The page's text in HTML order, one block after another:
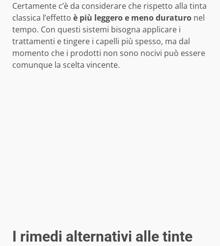
Certamente c’è da considerare che rispetto alla tinta
classica l’effetto è più leggero e meno duraturo nel
tempo. Con questi sistemi bisogna applicare i
trattamenti e tingere i capelli più spesso, ma dal
momento che i prodotti non sono nocivi può essere
comunque la scelta vincente.
I rimedi alternativi alle tinte